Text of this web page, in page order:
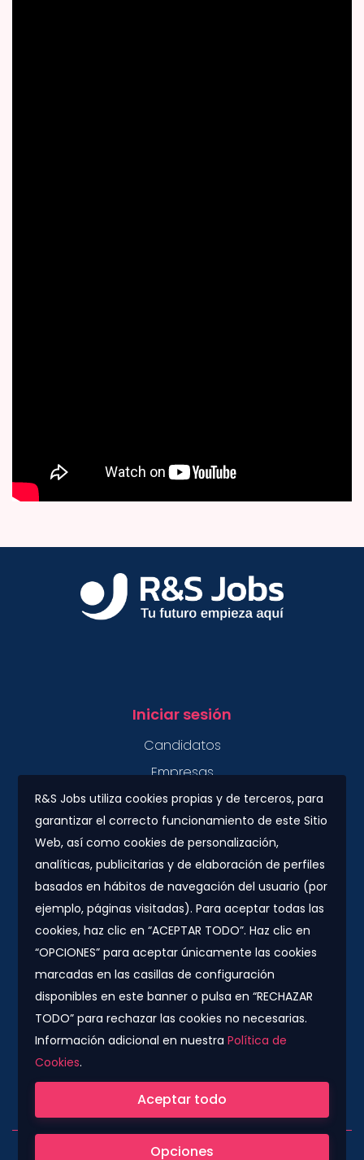
R&S Jobs utiliza cookies propias y de terceros, para
garantizar el correcto funcionamiento de este Sitio
Web, así como cookies de personalización,
analíticas, publicitarias y de elaboración de perfiles
basados en hábitos de navegación del usuario (por
ejemplo, páginas visitadas). Para aceptar todas las
cookies, haz clic en “ACEPTAR TODO”. Haz clic en
“OPCIONES” para aceptar únicamente las cookies
marcadas en las casillas de configuración
disponibles en este banner o pulsa en “RECHAZAR
TODO” para rechazar las cookies no necesarias.
Información adicional en nuestraPolítica de
Cookies.
Aceptar todo
Opciones
Iniciar sesión
Candidatos
Empresas
Contacto
Plaza Urquinaona, 7. 5º 1ª.
08010 - Barcelona
info@rs-jobs.com
900 877 735 / 930 500 800
Síguenos
Compañía colaboradora del Grupo Konector
Copyright © 2022. All Rights Reserved.